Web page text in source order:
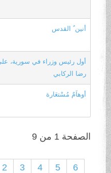
أنين ُ القدس
أول رئيس وزراء في سورية، علي
رضا الركابي
أوهاَمٌ مُسْتعَارة
الصفحة 1 من 9